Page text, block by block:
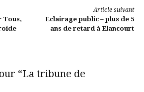
hommage à Samuel
Tous,
Article suivant
Eclairage public – plus de 5
ans de retard à Elancourt
“La tribune de